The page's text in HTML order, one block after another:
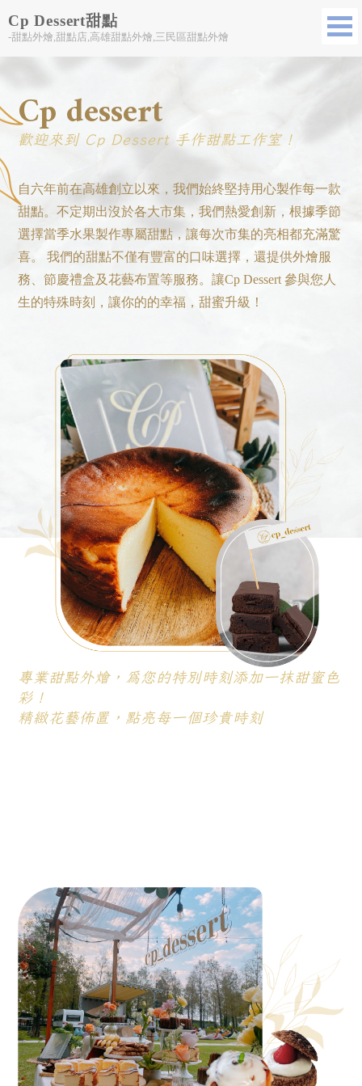
Cp Dessert甜點
-甜點外燴,甜點店,高雄甜點外燴,三民區甜點外燴
高雄甜點店
三民區甜點店
婚禮外燴
高雄婚禮外燴
Cp dessert
歡迎來到 Cp Dessert 手作甜點工作室！
自六年前在高雄創立以來，我們始終堅持用心製作每一款
甜點。不定期出沒於各大市集，我們熱愛創新，根據季節
選擇當季水果製作專屬甜點，讓每次市集的亮相都充滿驚
喜。 我們的甜點不僅有豐富的口味選擇，還提供外燴服
務、節慶禮盒及花藝布置等服務。讓Cp Dessert 參與您人
生的特殊時刻，讓你的的幸福，甜蜜升級！
專業甜點外燴，為您的特別時刻添加一抹甜蜜色
彩！
精緻花藝佈置，點亮每一個珍貴時刻